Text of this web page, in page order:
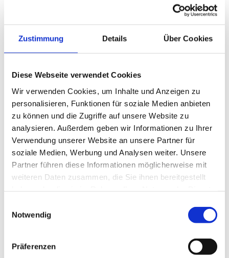
Zustimmung Details Über Cookies
Diese Webseite verwendet Cookies
Wir verwenden Cookies, um Inhalte und Anzeigen zu
personalisieren, Funktionen für soziale Medien anbieten
zu können und die Zugriffe auf unsere Website zu
analysieren. Außerdem geben wir Informationen zu Ihrer
Verwendung unserer Website an unsere Partner für
soziale Medien, Werbung und Analysen weiter. Unsere
Partner führen diese Informationen möglicherweise mit
weiteren Daten zusammen, die Sie ihnen bereitgestellt
Notwendig
Präferenzen
Datum: Mai 15
Zeit:
15:00
Veranstaltungskategorie:
Führung